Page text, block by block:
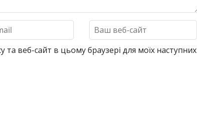
та веб-сайт в цьому браузері для моїх наступних